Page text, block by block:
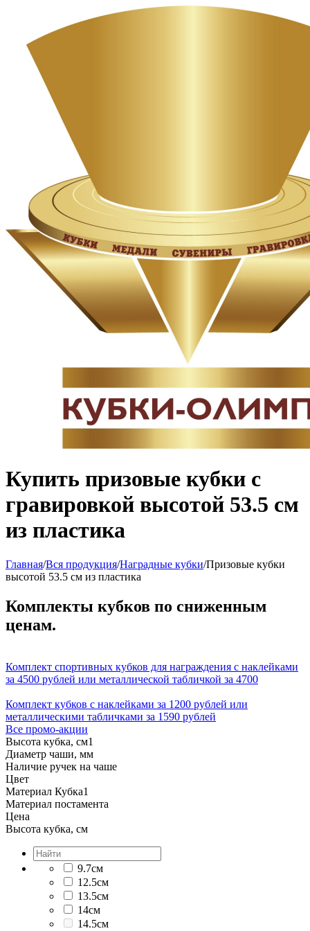
Купить призовые кубки с
гравировкой высотой 53.5 см
из пластика
Главная/Вся продукция/Наградные кубки/Призовые кубки
высотой 53.5 см из пластика
Комплекты кубков по сниженным
ценам.
Комплект спортивных кубков для награждения с наклейками
за 4500 рублей или металлической табличкой за 4700
Комплект кубков с наклейками за 1200 рублей или
металлическими табличками за 1590 рублей
Все промо-акции
Высота кубка, см1
Диаметр чаши, мм
Наличие ручек на чаше
Цвет
Материал Кубка1
Материал постамента
Цена
Высота кубка, см
9.7см
12.5см
13.5см
14см
14.5см